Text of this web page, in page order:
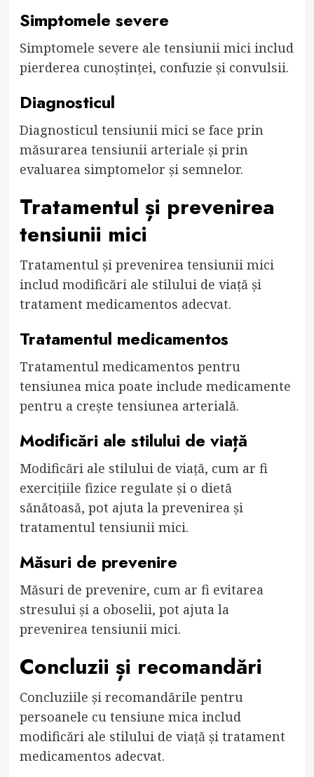
Simptomele severe
Simptomele severe ale tensiunii mici includ
pierderea cunoștinței, confuzie și convulsii.
Diagnosticul
Diagnosticul tensiunii mici se face prin
măsurarea tensiunii arteriale și prin
evaluarea simptomelor și semnelor.
Tratamentul și prevenirea
tensiunii mici
Tratamentul și prevenirea tensiunii mici
includ modificări ale stilului de viață și
tratament medicamentos adecvat.
Tratamentul medicamentos
Tratamentul medicamentos pentru
tensiunea mica poate include medicamente
pentru a crește tensiunea arterială.
Modificări ale stilului de viață
Modificări ale stilului de viață, cum ar fi
exercițiile fizice regulate și o dietă
sănătoasă, pot ajuta la prevenirea și
tratamentul tensiunii mici.
Măsuri de prevenire
Măsuri de prevenire, cum ar fi evitarea
stresului și a oboselii, pot ajuta la
prevenirea tensiunii mici.
Concluzii și recomandări
Concluziile și recomandările pentru
persoanele cu tensiune mica includ
modificări ale stilului de viață și tratament
medicamentos adecvat.